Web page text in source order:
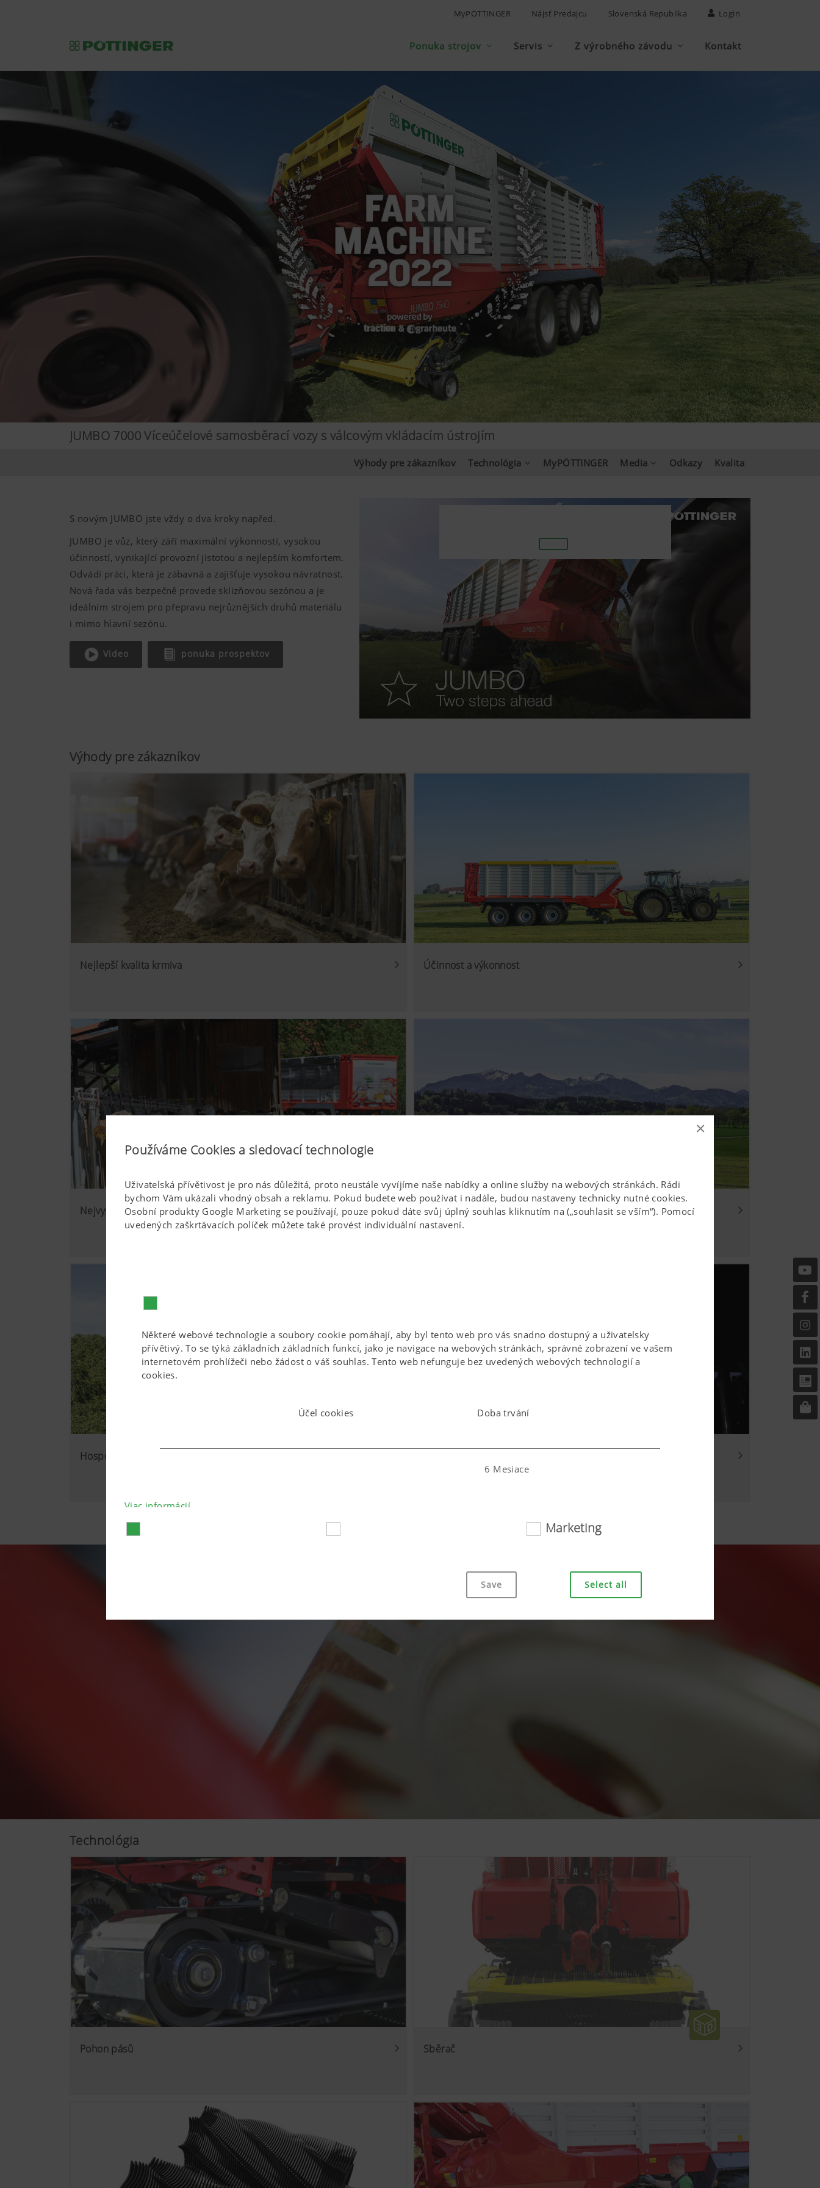
×
Používáme Cookies a sledovací technologie
Uživatelská přívětivost je pro nás důležitá, proto neustále vyvíjíme naše nabídky a online služby na webových stránkách. Rádi
bychom Vám ukázali vhodný obsah a reklamu. Pokud budete web používat i nadále, budou nastaveny technicky nutné cookies.
Osobní produkty Google Marketing se používají, pouze pokud dáte svůj úplný souhlas kliknutím na („souhlasit se vším“). Pomocí
uvedených zaškrtávacích políček můžete také provést individuální nastavení.
Některé webové technologie a soubory cookie pomáhají, aby byl tento web pro vás snadno dostupný a uživatelsky
přívětivý. To se týká základních základních funkcí, jako je navigace na webových stránkách, správné zobrazení ve vašem
internetovém prohlížeči nebo žádost o váš souhlas. Tento web nefunguje bez uvedených webových technologií a
cookies.
Účel cookies Doba trvání
6 Mesiace
Chceme neustále zlepšovat uživatelskou přívětivost a výkon našich webových stránek. Používáme proto analytické
technologie (včetně cookies), které anonymně měří a vyhodnocují, jaký obsah na našich webových stránkách se používá
Viac informácií
Viac informácií
Marketing
Save Select all
MyPÖTTINGER Nájsť Predajcu Slovenská Republika Login
Ponuka strojov Servis Z výrobného závodu Kontakt
JUMBO 7000 Víceúčelové samosběrací vozy s válcovým vkládacím ústrojím
Výhody pre zákazníkov Technológia MyPÖTTINGER Media Odkazy Kvalita
S novým JUMBO jste vždy o dva kroky napřed.
JUMBO je vůz, který září maximální výkonností, vysokou
účinností, vynikající provozní jistotou a nejlepším komfortem.
Odvádí práci, která je zábavná a zajišťuje vysokou návratnost.
Nová řada vás bezpečně provede sklizňovou sezónou a je
ideálním strojem pro přepravu nejrůznějších druhů materiálu
i mimo hlavní sezónu.
Video ponuka prospektov
Výhody pre zákazníkov
Nejlepší kvalita krmiva Účinnost a výkonnost
Nejvyšší kvalita řezanky Provozní bezpečnost
Hospodárnost
Technológia
Pohon pásů Sběrač